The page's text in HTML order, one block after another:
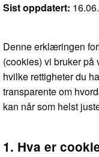
Sist oppdatert:
Denne erklæringen
(cookies) vi bruker på
hvilke rettigheter du
transparente om
kan når som helst
1. Hva er